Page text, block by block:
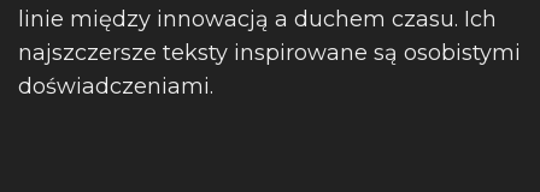
linie między innowacją a duchem czasu. Ich
najszczersze teksty inspirowane są osobistymi
doświadczeniami.